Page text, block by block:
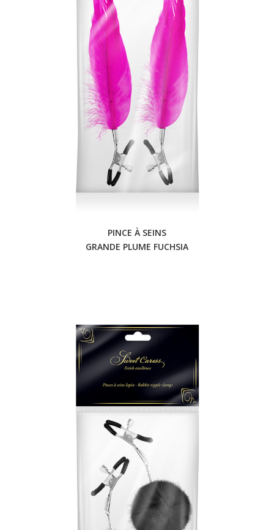
PINCE À SEINS
GRANDE PLUME FUCHSIA